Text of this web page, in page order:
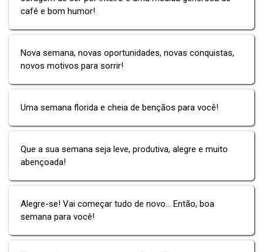
café e bom humor!
Nova semana, novas oportunidades, novas conquistas,
novos motivos para sorrir!
Uma semana florida e cheia de bençãos para você!
Que a sua semana seja leve, produtiva, alegre e muito
abençoada!
Alegre-se! Vai começar tudo de novo... Então, boa
semana para você!